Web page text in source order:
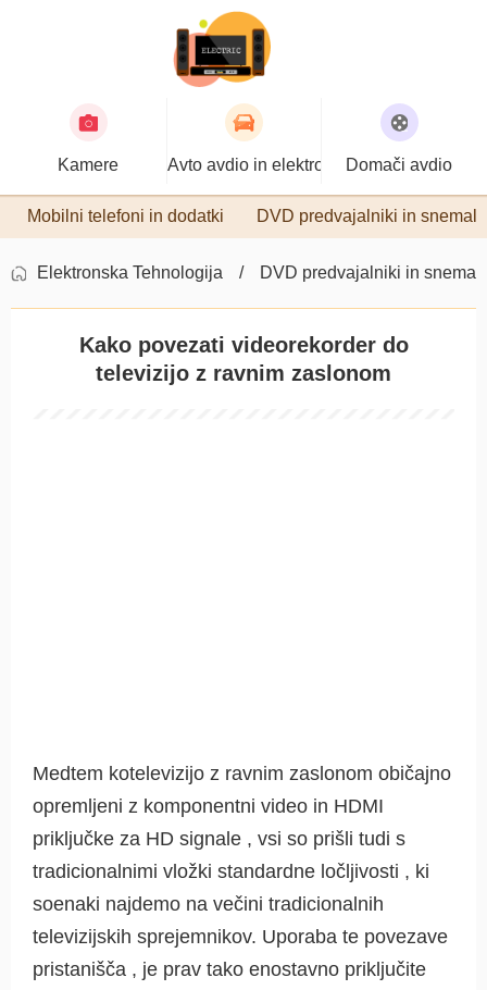
Kamere Avto avdio in elektronikaDomači avdio
Mobilni telefoni in dodatki DVD predvajalniki in
Elektronska Tehnologija DVD predvajalniki in
Kako povezati videorekorder do
televizijo z ravnim zaslonom
Medtem kotelevizijo z ravnim zaslonom običajno
opremljeni z komponentni video in HDMI
priključke za HD signale , vsi so prišli tudi s
tradicionalnimi vložki standardne ločljivosti , ki
soenaki najdemo na večini tradicionalnih
televizijskih sprejemnikov. Uporaba te povezave
pristanišča , je prav tako enostavno priključite